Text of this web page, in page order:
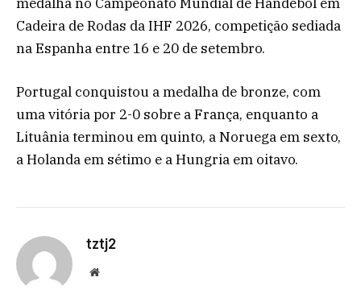
Cadeira de Rodas da IHF 2026, competição sediada
na Espanha entre 16 e 20 de setembro.
Portugal conquistou a medalha de bronze, com
uma vitória por 2-0 sobre a França, enquanto a
Lituânia terminou em quinto, a Noruega em sexto,
a Holanda em sétimo e a Hungria em oitavo.
tztj2
Website